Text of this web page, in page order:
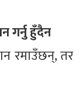
गर्नु हुँदैन
रमाउँछन्, तर